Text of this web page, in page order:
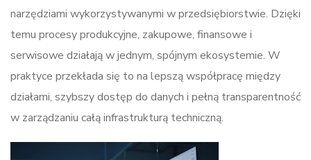
narzędziami wykorzystywanymi w przedsiębiorstwie. Dzięki
temu procesy produkcyjne, zakupowe, finansowe i
serwisowe działają w jednym, spójnym ekosystemie. W
praktyce przekłada się to na lepszą współpracę między
działami, szybszy dostęp do danych i pełną transparentność
w zarządzaniu całą infrastrukturą techniczną.